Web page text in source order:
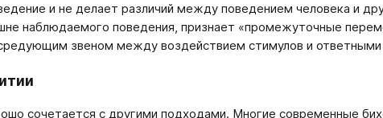
и не делает различий между поведением человека и
наблюдаемого поведения, признает «промежуточные
звеном между воздействием стимулов и
сочетается с другими подходами. Многие современные